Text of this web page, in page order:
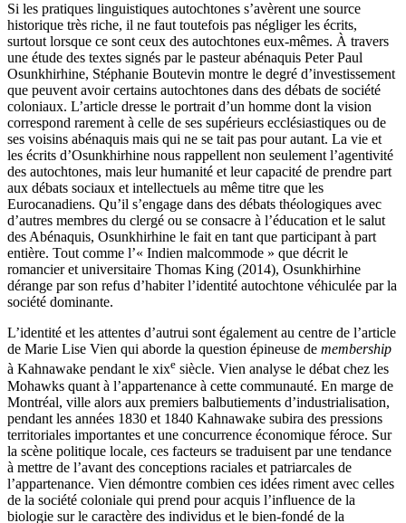
Si les pratiques linguistiques autochtones s’avèrent une source
historique très riche, il ne faut toutefois pas négliger les écrits,
surtout lorsque ce sont ceux des autochtones eux-mêmes. À travers
une étude des textes signés par le pasteur abénaquis Peter Paul
Osunkhirhine, Stéphanie Boutevin montre le degré d’investissement
que peuvent avoir certains autochtones dans des débats de société
coloniaux. L’article dresse le portrait d’un homme dont la vision
correspond rarement à celle de ses supérieurs ecclésiastiques ou de
ses voisins abénaquis mais qui ne se tait pas pour autant. La vie et
les écrits d’Osunkhirhine nous rappellent non seulement l’agentivité
des autochtones, mais leur humanité et leur capacité de prendre part
aux débats sociaux et intellectuels au même titre que les
Eurocanadiens. Qu’il s’engage dans des débats théologiques avec
d’autres membres du clergé ou se consacre à l’éducation et le salut
des Abénaquis, Osunkhirhine le fait en tant que participant à part
entière. Tout comme l’« Indien malcommode » que décrit le
romancier et universitaire Thomas King (2014), Osunkhirhine
dérange par son refus d’habiter l’identité autochtone véhiculée par la
société dominante.
L’identité et les attentes d’autrui sont également au centre de l’article
de Marie Lise Vien qui aborde la question épineuse de membership
à Kahnawake pendant le xixe siècle. Vien analyse le débat chez les
Mohawks quant à l’appartenance à cette communauté. En marge de
Montréal, ville alors aux premiers balbutiements d’industrialisation,
pendant les années 1830 et 1840 Kahnawake subira des pressions
territoriales importantes et une concurrence économique féroce. Sur
la scène politique locale, ces facteurs se traduisent par une tendance
à mettre de l’avant des conceptions raciales et patriarcales de
l’appartenance. Vien démontre combien ces idées riment avec celles
de la société coloniale qui prend pour acquis l’influence de la
biologie sur le caractère des individus et le bien-fondé de la